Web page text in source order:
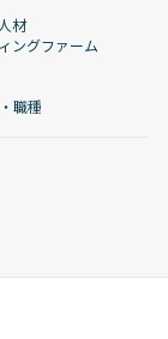
材
ングファーム
職種